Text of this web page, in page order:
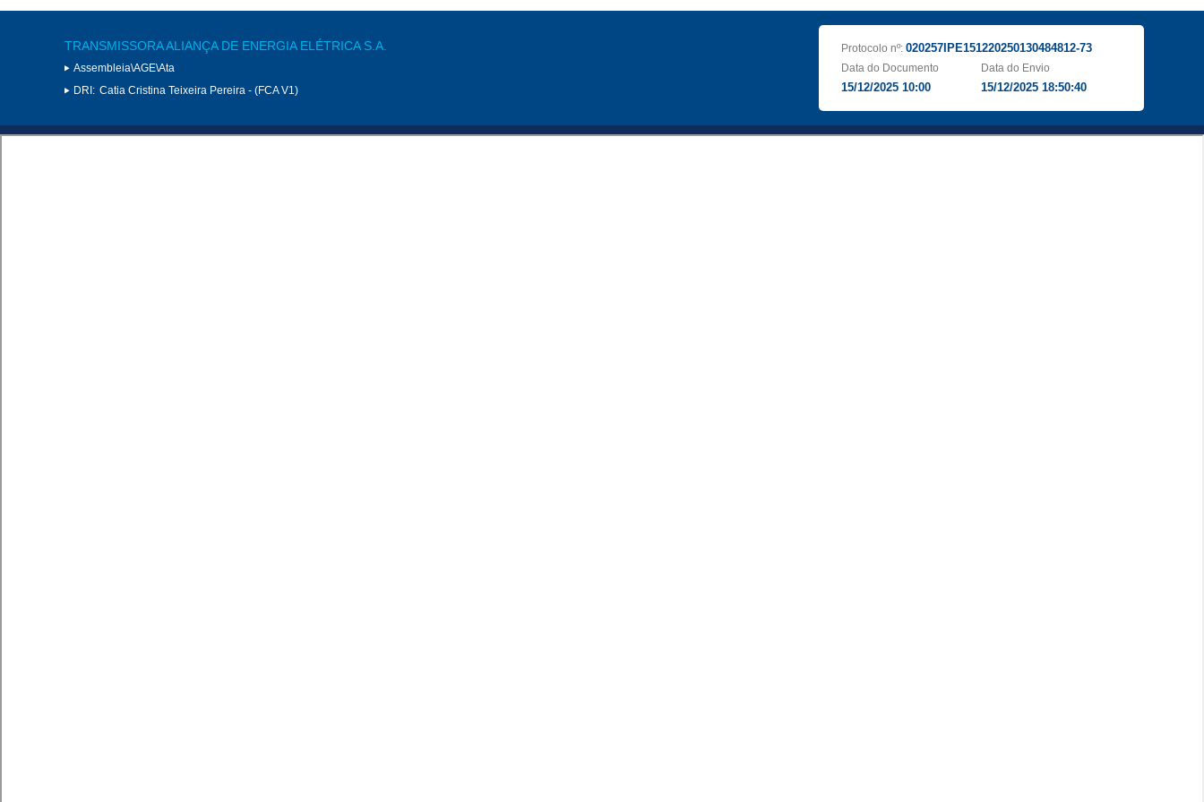
TRANSMISSORA ALIANÇA DE ENERGIA ELÉTRICA S.A.
Assembleia\AGE\Ata
DRI: Catia Cristina Teixeira Pereira - (FCA V1)
Protocolo nº: 020257IPE151220250130484812-73
Data do Documento
15/12/2025 10:00
Data do Envio
15/12/2025 18:50:40